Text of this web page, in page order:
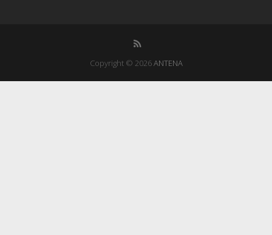
Copyright © 2026ANTENA